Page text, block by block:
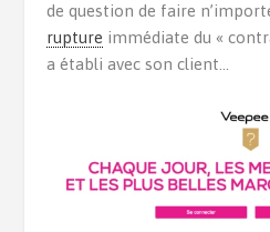
de question de faire
rupture immédiate du «
a établi avec son client…